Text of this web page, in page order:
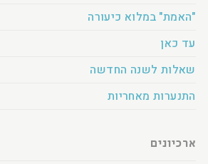
"האמת" במלוא כיעורה
עד כאן
שאלות לשנה החדשה
התנערות מאחריות
ארכיונים